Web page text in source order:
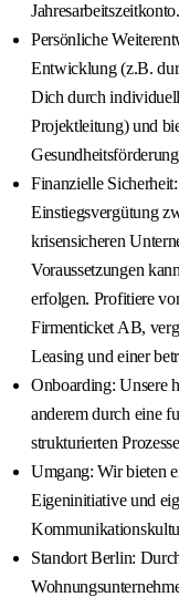
Jahresarbeitszeitkonto.
Persönliche
Entwicklung (z.B.
Dich durch
Projektleitung) und
Finanzielle
Einstiegsvergütung
krisensicheren
Voraussetzungen
erfolgen. Profitiere
Firmenticket AB,
Leasing und einer
Onboarding: Unsere
anderem durch eine
strukturierten
Umgang: Wir bieten
Eigeninitiative und
Standort Berlin: